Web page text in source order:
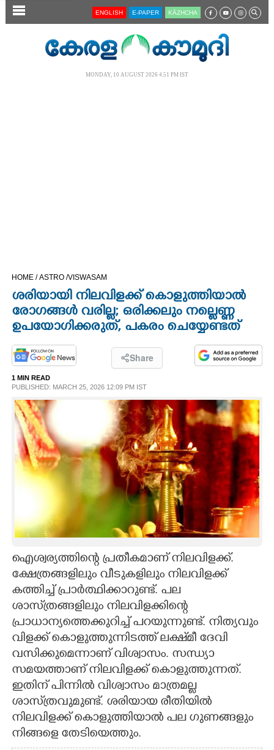
SECTIONS
OPINION
PHOTOS
LIFESTYLE
SPIRITUAL
INFO+
ASTRO
CARTOONS
LITERATURE
ZOOM
CONTACT US
ENGLISH E-PAPER KĀZHCHA
MONDAY, 10 AUGUST 2026 4.51 PM IST
HOME /ASTRO /VISWASAM
ശരിയായി നിലവിളക്ക് കൊളുത്തിയാൽ
രോഗങ്ങൾ വരില്ല; ഒരിക്കലും നല്ലെണ്ണ
ഉപയോഗിക്കരുത്, പകരം ചെയ്യേണ്ടത്
Share
1 MIN READ
PUBLISHED: MARCH 25, 2026 12:09 PM IST
ഐശ്വര്യത്തിന്റെ പ്രതീകമാണ് നിലവിളക്ക്.
ക്ഷേത്രങ്ങളിലും വീടുകളിലും നിലവിളക്ക്
കത്തിച്ച് പ്രാർത്ഥിക്കാറുണ്ട്. പല
ശാസ്‌ത്രങ്ങളിലും നിലവിളക്കിന്റെ
പ്രാധാന്യത്തെക്കുറിച്ച് പറയുന്നുണ്ട്. നിത്യവും
വിളക്ക് കൊളുത്തുന്നിടത്ത് ലക്ഷ്‌മീ ദേവി
വസിക്കുമെന്നാണ് വിശ്വാസം. സന്ധ്യാ
സമയത്താണ് നിലവിളക്ക് കൊളുത്തുന്നത്.
ഇതിന് പിന്നിൽ വിശ്വാസം മാത്രമല്ല
ശാസ്‌ത്രവുമുണ്ട്. ശരിയായ രീതിയിൽ
നിലവിളക്ക് കൊളുത്തിയാൽ പല ഗുണങ്ങളും
നിങ്ങളെ തേടിയെത്തും.